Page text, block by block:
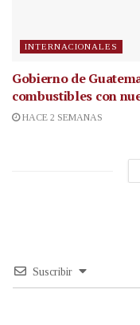
INTERNACIONALES
Gobierno de
combustibles con
HACE 2 SEMANAS
Suscribir